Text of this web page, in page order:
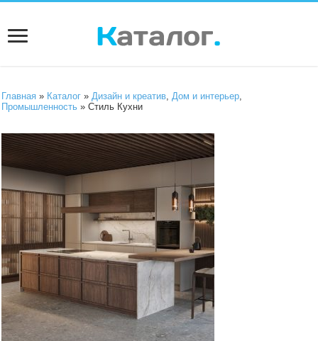
Главная » Каталог » Дизайн и креатив Дом и интерьер
Промышленность » Стиль Кухни